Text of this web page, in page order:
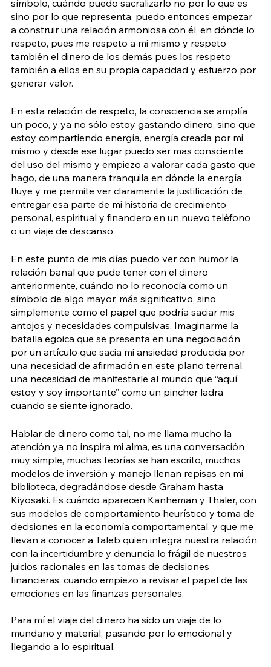
símbolo, cuándo puedo sacralizarlo no por lo que es
sino por lo que representa, puedo entonces empezar
a construir una relación armoniosa con él, en dónde lo
respeto, pues me respeto a mi mismo y respeto
también el dinero de los demás pues los respeto
también a ellos en su propia capacidad y esfuerzo por
generar valor.
En esta relación de respeto, la consciencia se amplía
un poco, y ya no sólo estoy gastando dinero, sino que
estoy compartiendo energía, energía creada por mi
mismo y desde ese lugar puedo ser mas consciente
del uso del mismo y empiezo a valorar cada gasto que
hago, de una manera tranquila en dónde la energía
fluye y me permite ver claramente la justificación de
entregar esa parte de mi historia de crecimiento
personal, espiritual y financiero en un nuevo teléfono
o un viaje de descanso.
En este punto de mis días puedo ver con humor la
relación banal que pude tener con el dinero
anteriormente, cuándo no lo reconocía como un
símbolo de algo mayor, más significativo, sino
simplemente como el papel que podría saciar mis
antojos y necesidades compulsivas. Imaginarme la
batalla egoica que se presenta en una negociación
por un artículo que sacia mi ansiedad producida por
una necesidad de afirmación en este plano terrenal,
una necesidad de manifestarle al mundo que “aquí
estoy y soy importante” como un pincher ladra
cuando se siente ignorado.
Hablar de dinero como tal, no me llama mucho la
atención ya no inspira mi alma, es una conversación
muy simple, muchas teorías se han escrito, muchos
modelos de inversión y manejo llenan repisas en mi
biblioteca, degradándose desde Graham hasta
Kiyosaki. Es cuándo aparecen Kanheman y Thaler, con
sus modelos de comportamiento heurístico y toma de
decisiones en la economía comportamental, y que me
llevan a conocer a Taleb quien integra nuestra relación
con la incertidumbre y denuncia lo frágil de nuestros
juicios racionales en las tomas de decisiones
financieras, cuando empiezo a revisar el papel de las
emociones en las finanzas personales.
Para mí el viaje del dinero ha sido un viaje de lo
mundano y material, pasando por lo emocional y
llegando a lo espiritual.